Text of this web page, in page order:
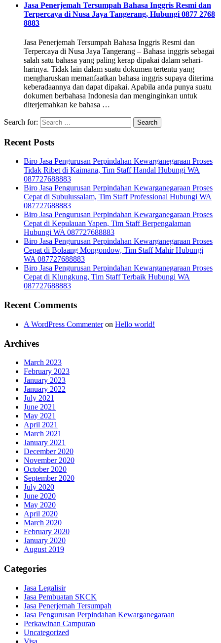
Jasa Penerjemah Tersumpah Bahasa Inggris Resmi dan
Terpercaya di Nusa Jaya Tangerang, Hubungi 0877 2768
8883
Jasa Penerjemah Tersumpah Bahasa Inggris Resmi dan
Terpercaya di Nusa Jaya Tangerang – Bahasa inggris sebagai
salah satu bahasa yang paling kerap dipakai dalam sehari-
harinya. Tidak lain dalam suatu dokumen tertentu yang
mengharuskan memanfaatkan bahasa inggris supaya diterima
keberadaannya dan dapat dipakai. Apabila anda punya suatu
dokumen berbahasa Indonesia dan menginginkan untuk
diterjemahkan ke bahasa …
Search for:
Recent Posts
Biro Jasa Pengurusan Perpindahan Kewarganegaraan Proses
Tidak Ribet di Kaimana, Tim Staff Handal Hubungi WA
087727688883
Biro Jasa Pengurusan Perpindahan Kewarganegaraan Proses
Cepat di Subulussalam, Tim Staff Professional Hubungi WA
087727688883
Biro Jasa Pengurusan Perpindahan Kewarganegaraan Proses
Cepat di Kepulauan Yapen, Tim Staff Berpengalaman
Hubungi WA 087727688883
Biro Jasa Pengurusan Perpindahan Kewarganegaraan Proses
Cepat di Bolaang Mongondow, Tim Staff Mahir Hubungi
WA 087727688883
Biro Jasa Pengurusan Perpindahan Kewarganegaraan Proses
Cepat di Klungkung, Tim Staff Terbaik Hubungi WA
087727688883
Recent Comments
A WordPress Commenteron Hello world!
Archives
March 2023
February 2023
January 2023
January 2022
July 2021
June 2021
May 2021
April 2021
March 2021
January 2021
December 2020
November 2020
October 2020
September 2020
July 2020
June 2020
May 2020
April 2020
March 2020
February 2020
January 2020
August 2019
Categories
Jasa Legalisir
Jasa Pembuatan SKCK
Jasa Penerjemah Tersumpah
Jasa Pengurusan Perpindahan Kewarganegaraan
Perkawinan Campuran
Uncategorized
Visa